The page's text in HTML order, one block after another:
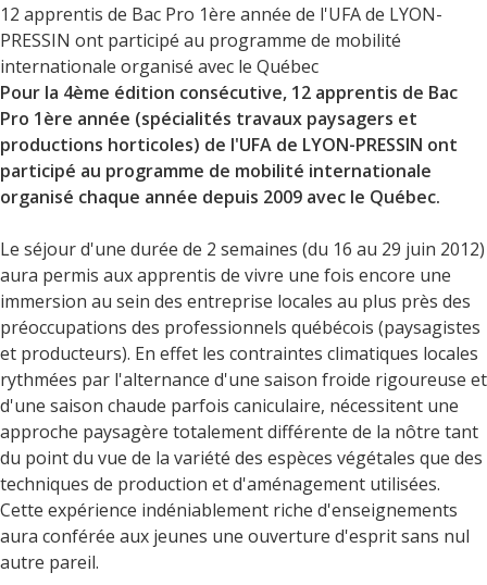
12 apprentis de Bac Pro 1ère année de l'UFA de LYON-
PRESSIN ont participé au programme de mobilité
internationale organisé avec le Québec
Pour la 4ème édition consécutive, 12 apprentis de Bac
Pro 1ère année (spécialités travaux paysagers et
productions horticoles) de l'UFA de LYON-PRESSIN ont
participé au programme de mobilité internationale
organisé chaque année depuis 2009 avec le Québec.
Le séjour d'une durée de 2 semaines (du 16 au 29 juin 2012)
aura permis aux apprentis de vivre une fois encore une
immersion au sein des entreprise locales au plus près des
préoccupations des professionnels québécois (paysagistes
et producteurs). En effet les contraintes climatiques locales
rythmées par l'alternance d'une saison froide rigoureuse et
d'une saison chaude parfois caniculaire, nécessitent une
approche paysagère totalement différente de la nôtre tant
du point du vue de la variété des espèces végétales que des
techniques de production et d'aménagement utilisées.
Cette expérience indéniablement riche d'enseignements
aura conférée aux jeunes une ouverture d'esprit sans nul
autre pareil.